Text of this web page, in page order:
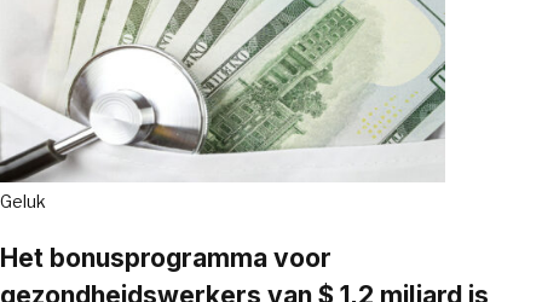
Geluk
Het bonusprogramma voor
gezondheidswerkers van $ 1,2 miljard is